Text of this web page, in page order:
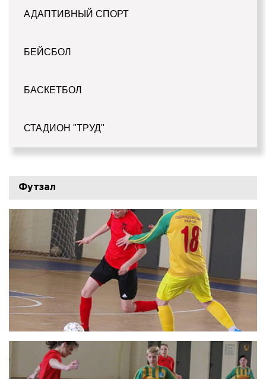
АДАПТИВНЫЙ СПОРТ
БЕЙСБОЛ
БАСКЕТБОЛ
СТАДИОН "ТРУД"
Футзал